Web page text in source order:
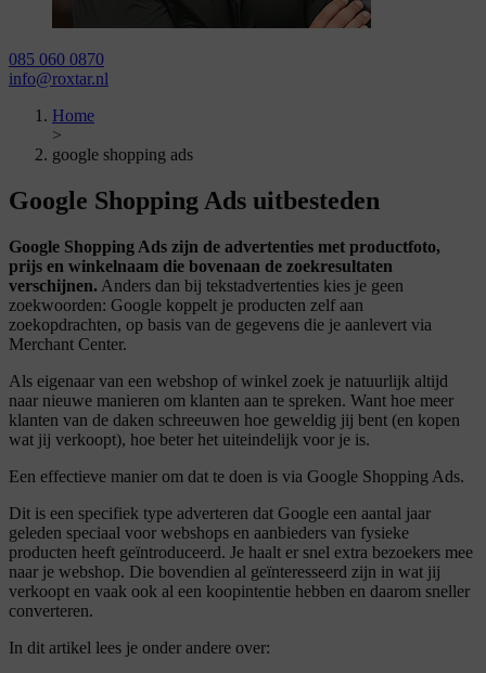
085 060 0870
info@roxtar.nl
Home
>
google shopping ads
Google Shopping Ads uitbesteden
Google Shopping Ads zijn de advertenties met productfoto,
prijs en winkelnaam die bovenaan de zoekresultaten
verschijnen. Anders dan bij tekstadvertenties kies je geen
zoekwoorden: Google koppelt je producten zelf aan
zoekopdrachten, op basis van de gegevens die je aanlevert via
Merchant Center.
Als eigenaar van een webshop of winkel zoek je natuurlijk altijd
naar nieuwe manieren om klanten aan te spreken. Want hoe meer
klanten van de daken schreeuwen hoe geweldig jij bent (en kopen
wat jij verkoopt), hoe beter het uiteindelijk voor je is.
Een effectieve manier om dat te doen is via Google Shopping Ads.
Dit is een specifiek type adverteren dat Google een aantal jaar
geleden speciaal voor webshops en aanbieders van fysieke
producten heeft geïntroduceerd. Je haalt er snel extra bezoekers mee
naar je webshop. Die bovendien al geïnteresseerd zijn in wat jij
verkoopt en vaak ook al een koopintentie hebben en daarom sneller
converteren.
In dit artikel lees je onder andere over: